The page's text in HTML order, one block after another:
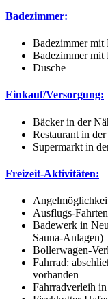
Badezimmer:
Badezimmer mit
Badezimmer mit
Dusche
Einkauf/Versorgung:
Bäcker in der
Restaurant in
Supermarkt in
Freizeit-Aktivitäten:
Ausflugs-
Badewerk in
Sauna-Anlagen)
Bollerwagen-
Fahrrad:
vorhanden
Fahrradverleih